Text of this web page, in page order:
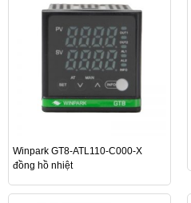
Winpark GT8-ATL110-C000-X
đồng hồ nhiệt